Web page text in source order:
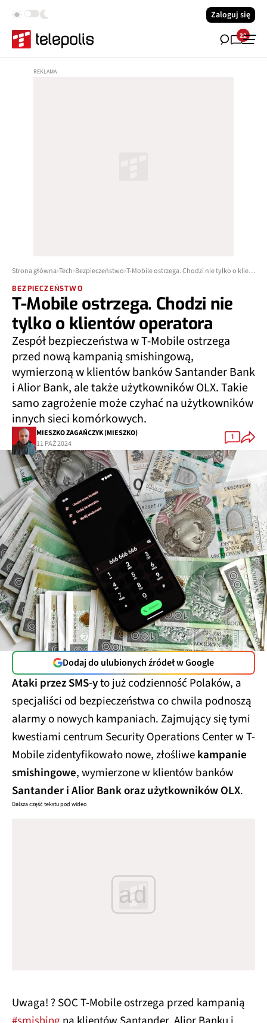
Zaloguj się
22
Strona główna Tech Bezpieczeństwo T-Mobile ostrzega. Chodzi nie tylko o klientów operatora
BEZPIECZEŃSTWO
T-Mobile ostrzega. Chodzi nie
tylko o klientów operatora
Zespół bezpieczeństwa w T-Mobile ostrzega
przed nową kampanią smishingową,
wymierzoną w klientów banków Santander Bank
i Alior Bank, ale także użytkowników OLX. Takie
samo zagrożenie może czyhać na użytkowników
innych sieci komórkowych.
MIESZKO ZAGAŃCZYK (MIESZKO)
11 PAŹ 2024
1
Dodaj do ulubionych źródeł w Google
Ataki przez SMS-yto już codzienność Polaków, a
specjaliści od bezpieczeństwa co chwila podnoszą
alarmy o nowych kampaniach. Zajmujący się tymi
kwestiami centrum Security Operations Center w T-
Mobile zidentyfikowało nowe, złośliwekampanie
smishingowe, wymierzone w klientów banków
Santander i Alior Bank oraz użytkowników OLX.
Dalsza część tekstu pod wideo
ad
Uwaga! ? SOC T-Mobile ostrzega przed kampanią